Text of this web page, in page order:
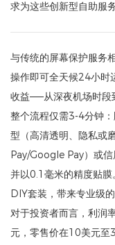
求为这些创新型自助服
与传统的屏幕保护服务
操作即可全天候24小时
收益——从深夜机场时段
整个流程仅需3-4分钟
型（高清透明、隐私或
Pay/Google Pay）或
并以0.1毫米的精度贴
DIY套装，带来专业级
对于投资者而言，利润
元，零售价在10美元